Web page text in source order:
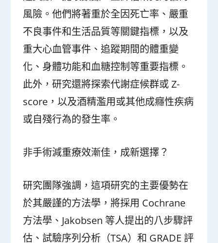
風險。他們將著重於全因死亡率、嚴重
不良事件和生活品質等關鍵指標，以及
重大心血管事件、追蹤期間的體重變
化、身體功能和血糖控制等重要指標。
此外，研究還將探索代謝症候群或 Z-
score，以及酒精濫用或其他成癮性疾病
或自殘行為的發生率。
非手術減重療效漸佳，成新選擇？
研究團隊強調，這項研究的主要優勢在
於其嚴謹的方法學，將採用 Cochrane
方法學、Jakobsen 等人提出的八步驟評
估、試驗序列分析（TSA）和 GRADE 評